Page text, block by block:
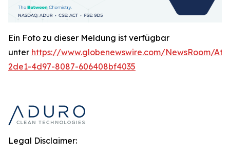
Ein Foto zu dieser Meldung ist verfügbar
unter https://www.globenewswire.com/NewsRoom/
2de1-4d97-8087-606408bf4035
Legal Disclaimer: